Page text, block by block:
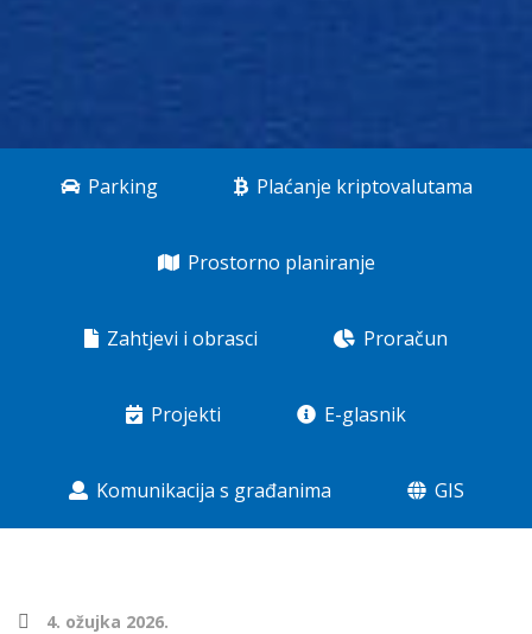
Parking Plaćanje kriptovalutama
Prostorno planiranje
Zahtjevi i obrasci Proračun
Projekti E-glasnik
Komunikacija s građanima GIS
4. ožujka 2026.